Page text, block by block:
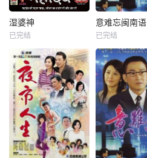
湿婆神
已完结
意难忘闽南语
已完结